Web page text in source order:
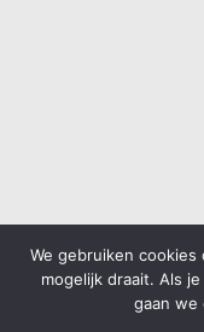
We gebruiken
mogelijk draait. Als
gaan we